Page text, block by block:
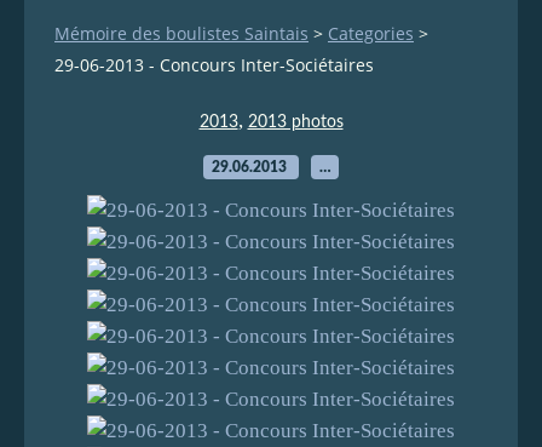
Mémoire des boulistes Saintais > Categories >
29-06-2013 - Concours Inter-Sociétaires
2013, 2013 photos
29.06.2013 …